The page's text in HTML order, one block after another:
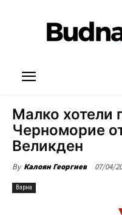
Малко хотели
Черноморие
Великден
By Калоян Георгиев 07/04/
Варна